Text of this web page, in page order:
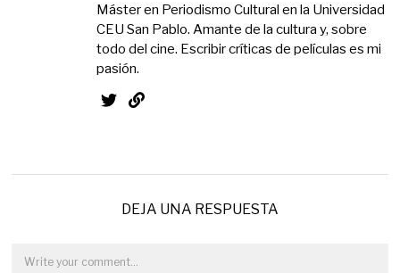
Máster en Periodismo Cultural en la Universidad
CEU San Pablo. Amante de la cultura y, sobre
todo del cine. Escribir críticas de películas es mi
pasión.
DEJA UNA RESPUESTA